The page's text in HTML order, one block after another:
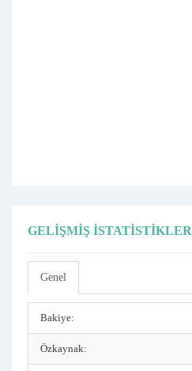
GELIŞMIŞ İSTATISTIKLER
Genel
Bakiye:
Özkaynak: